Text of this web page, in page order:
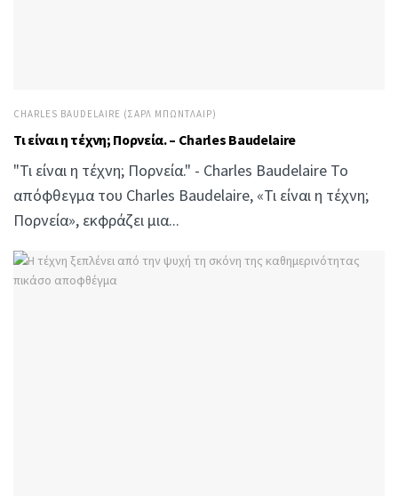
CHARLES BAUDELAIRE (ΣΑΡΛ ΜΠΩΝΤΛΑΊΡ)
Τι είναι η τέχνη; Πορνεία. – Charles Baudelaire
"Τι είναι η τέχνη; Πορνεία." - Charles Baudelaire Το
απόφθεγμα του Charles Baudelaire, «Τι είναι η τέχνη;
Πορνεία», εκφράζει μια...